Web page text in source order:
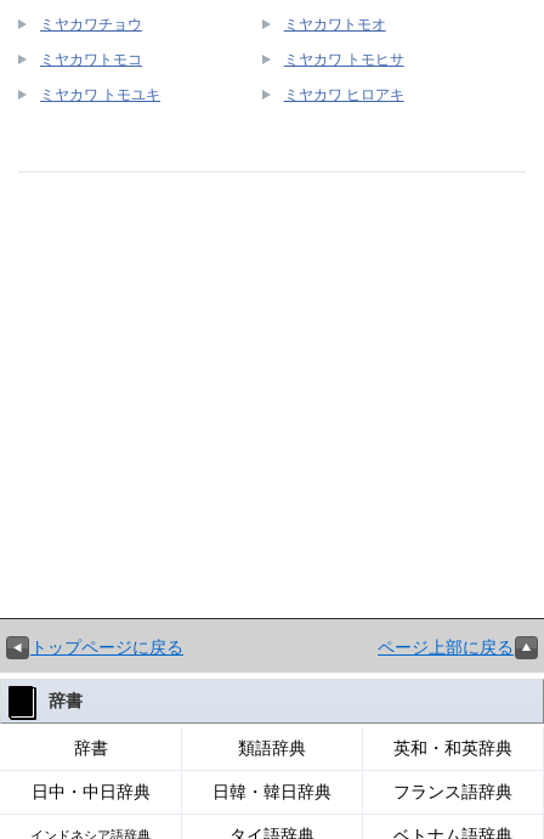
ミヤカワチョウ ミヤカワトモオ
ミヤカワトモコ ミヤカワ トモヒサ
ミヤカワ トモユキ ミヤカワ ヒロアキ
トップページに戻る ページ上部に戻る
辞書
辞書 類語辞典 英和・和英辞典
日中・中日辞典 日韓・韓日辞典 フランス語辞典
インドネシア語辞典